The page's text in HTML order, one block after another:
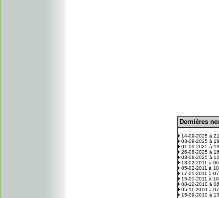
Dernières
14-09-2025 à
03-09-2025 à
01-09-2025 à
26-08-2025 à
03-08-2025 à
13-02-2011 à
05-02-2011 à
17-01-2011 à
15-01-2011 à
08-12-2010 à
05-11-2010 à
15-09-2010 à